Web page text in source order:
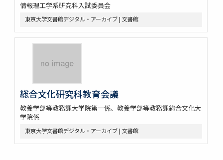
情報理工学系研究科入試委員会
東京大学文書館デジタル・アーカイブ | 文書館
総合文化研究科教育会議
教養学部等教務課大学院第一係、教養学部等教務課総合文化大
学院係
東京大学文書館デジタル・アーカイブ | 文書館